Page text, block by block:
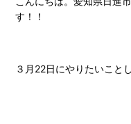
す！！
３月22日にやりたいこと